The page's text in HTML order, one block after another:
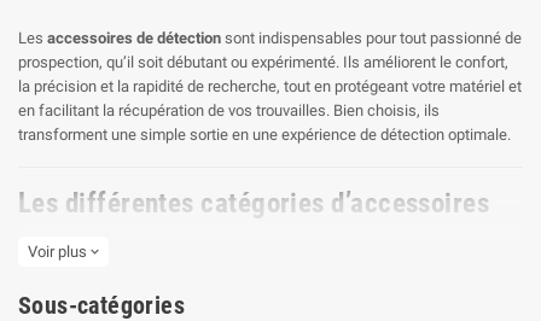
Les accessoires de détection sont indispensables pour tout passionné de
prospection, qu’il soit débutant ou expérimenté. Ils améliorent le confort,
la précision et la rapidité de recherche, tout en protégeant votre matériel et
en facilitant la récupération de vos trouvailles. Bien choisis, ils
transforment une simple sortie en une expérience de détection optimale.
Les différentes catégories d’accessoires
Pelles et pioches de détection
compacts.
Voir plus expand_more
Sous-catégories